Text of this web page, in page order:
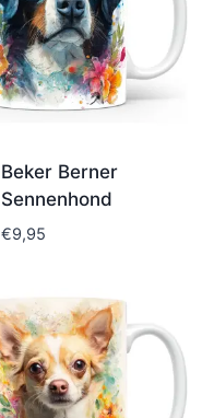
Beker Berner
Sennenhond
€9,95